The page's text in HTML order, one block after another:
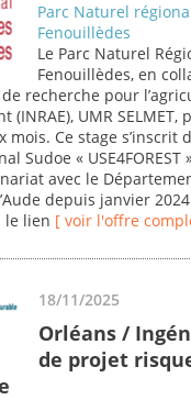
Parc Naturel
Fenouillèdes
Le Parc Naturel
Fenouillèdes, en
recherche pour
(INRAE), UMR
mois. Ce stage s’inscrit
Sudoe « USE4FOREST
avec le
depuis janvier
le lien [ voir l'offre
18/11/2025
Orléans /
de projet